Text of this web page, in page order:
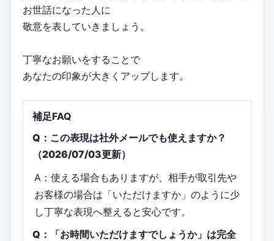
お世話になった人に
敬意を表していきましょう。
丁寧なお願いをすることで
あなたの印象が大きくアップします。
補足FAQ
Q：この表現は社外メールでも使えますか？
（2026/07/03更新）
A：使える場合もありますが、相手が取引先や
お客様の場合は「いただけますか」のように少
し丁寧な表現へ整えると安心です。
Q：「お時間いただけますでしょうか」は完全